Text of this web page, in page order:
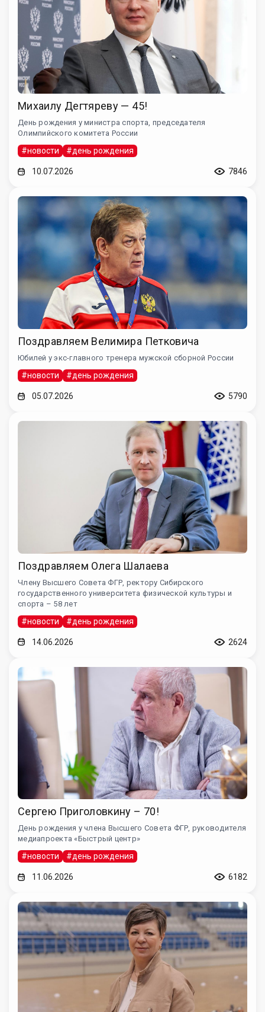
Михаилу Дегтяреву — 45!
День рождения у министра спорта, председателя
Олимпийского комитета России
#новости #день рождения
10.07.2026 7846
Поздравляем Велимира Петковича
Юбилей у экс-главного тренера мужской сборной России
#новости #день рождения
05.07.2026 5790
Поздравляем Олега Шалаева
Члену Высшего Совета ФГР, ректору Сибирского
государственного университета физической культуры и
спорта – 58 лет
#новости #день рождения
14.06.2026 2624
Сергею Приголовкину – 70!
День рождения у члена Высшего Совета ФГР, руководителя
медиапроекта «Быстрый центр»
#новости #день рождения
11.06.2026 6182